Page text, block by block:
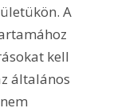
A
kell
általános